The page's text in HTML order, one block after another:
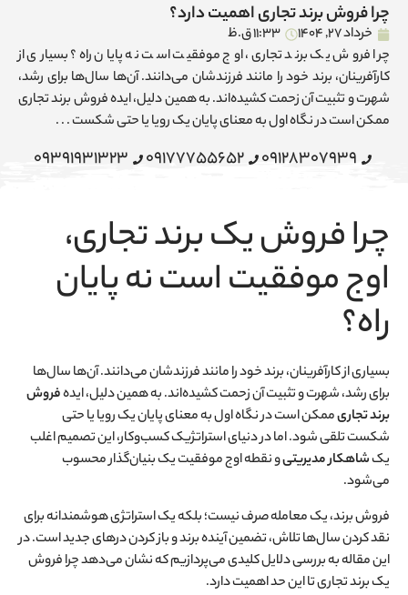
چرا فروش برند تجاری اهمیت دارد؟
خرداد 27, 1404
11:33 ق.ظ
چرا فروش یک برند تجاری، اوج موفقیت است نه پایان راه؟ بسیاری از
کارآفرینان، برند خود را مانند فرزندشان می‌دانند. آن‌ها سال‌ها برای رشد،
شهرت و تثبیت آن زحمت کشیده‌اند. به همین دلیل، ایده فروش برند تجاری
ممکن است در نگاه اول به معنای پایان یک رویا یا حتی شکست . . .
09128307939
09177755652
09391931323
چرا فروش یک برند تجاری،
اوج موفقیت است نه پایان
راه؟
بسیاری از کارآفرینان، برند خود را مانند فرزندشان می‌دانند. آن‌ها سال‌ها
برای رشد، شهرت و تثبیت آن زحمت کشیده‌اند. به همین دلیل، ایدهفروش
برند تجاریممکن است در نگاه اول به معنای پایان یک رویا یا حتی
شکست تلقی شود. اما در دنیای استراتژیک کسب‌وکار، این تصمیم اغلب
یکشاهکار مدیریتیو نقطه اوج موفقیت یک بنیان‌گذار محسوب
می‌شود.
فروش برند، یک معامله صرف نیست؛ بلکه یک استراتژی هوشمندانه برای
نقد کردن سال‌ها تلاش، تضمین آینده برند و باز کردن درهای جدید است. در
این مقاله به بررسی دلایل کلیدی می‌پردازیم که نشان می‌دهد چرا فروش
یک برند تجاری تا این حد اهمیت دارد.